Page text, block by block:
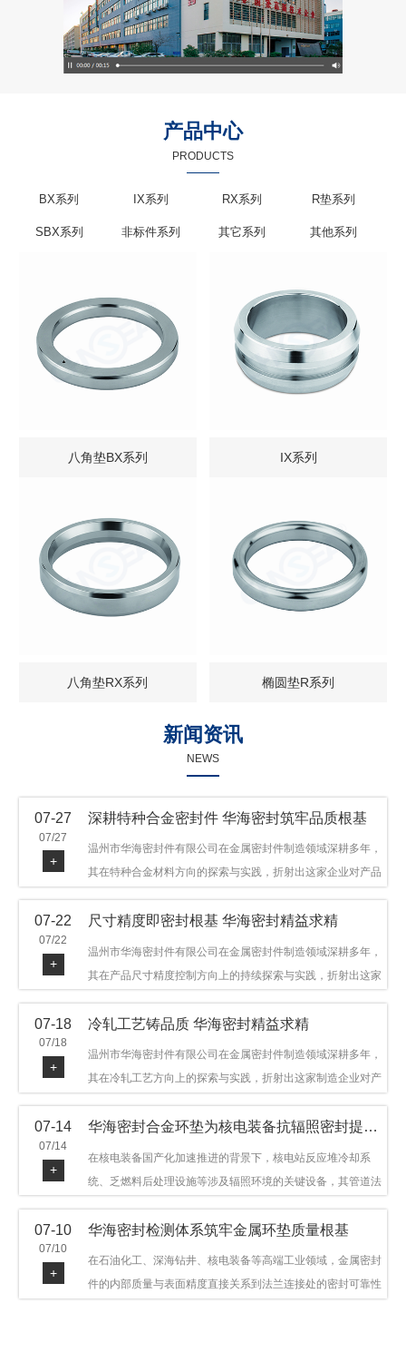
产品中心
PRODUCTS
BX系列 IX系列 RX系列 R垫系列
SBX系列 非标件系列 其它系列 其他系列
八角垫BX系列 IX系列
八角垫RX系列 椭圆垫R系列
新闻资讯
NEWS
07-27
07/27
+
深耕特种合金密封件 华海密封筑牢品质根基
温州市华海密封件有限公司在金属密封件制造领域深耕多年，
其在特种合金材料方向的探索与实践，折射出这家企业对产品
品，可提供多种材质方案，在石油机械、管道法兰、采油树、
07-22
07/22
+
尺寸精度即密封根基 华海密封精益求精
温州市华海密封件有限公司在金属密封件制造领域深耕多年，
其在产品尺寸精度控制方向上的持续探索与实践，折射出这家
产品，广泛应用于石油机械、管道法兰、采油树、井口装置等
领域。本文从尺寸精度的技术内涵及企业工艺积累等角度，呈
现华海密封在该领域的务实探索与稳步发展。
07-18
07/18
+
冷轧工艺铸品质 华海密封精益求精
温州市华海密封件有限公司在金属密封件制造领域深耕多年，
其在冷轧工艺方向上的探索与实践，折射出这家制造企业对产
品，广泛应用于石油机械、管道法兰、采油树、井口装置等领
步发展。
07-14
07/14
+
华海密封合金环垫为核电装备抗辐照密封提供可靠保障
在核电装备国产化加速推进的背景下，核电站反应堆冷却系
统、乏燃料后处理设施等涉及辐照环境的关键设备，其管道法
定与密封可靠。温州市华海密封件科技有限公司深耕金属密封
领域二十余年，依托八角垫、椭圆垫及RX/BX系列高压环垫等
全系列产品，以特种合金材质体系，为核电装备抗辐照密封提
供针对性配套方案。
07-10
07/10
+
华海密封检测体系筑牢金属环垫质量根基
在石油化工、深海钻井、核电装备等高端工业领域，金属密封
件的内部质量与表面精度直接关系到法兰连接处的密封可靠性